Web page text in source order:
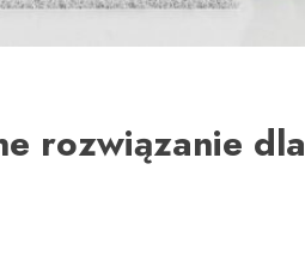
rozwiązanie dla